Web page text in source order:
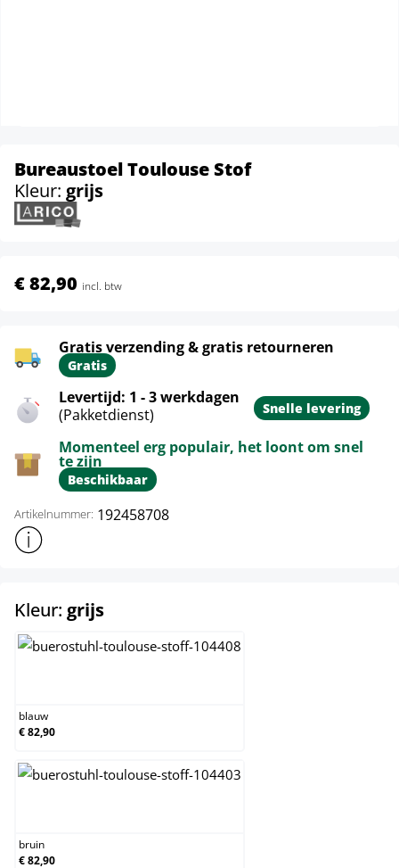
Bureaustoel Toulouse Stof
Kleur: grijs
€ 82,90 incl. btw
Gratis verzending & gratis retourneren
Gratis
Levertijd: 1 - 3 werkdagen
(Pakketdienst)
Snelle levering
Momenteel erg populair, het loont om snel
te zijn
Beschikbaar
Artikelnummer: 192458708
Toon meer productinformatie
Kleur: grijsselect
blauw
€ 82,90
bruin
€ 82,90